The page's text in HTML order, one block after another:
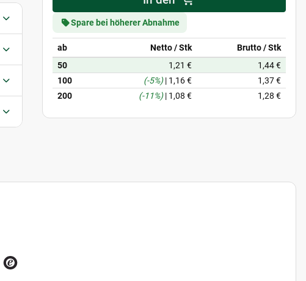
Spare bei höherer Abnahme
ab Netto / Stk
Brutto / Stk
50
1,21 €
1,44 €
100
(-5%)| 1,16 €
1,37 €
200
(-11%)| 1,08 € 1,28 €